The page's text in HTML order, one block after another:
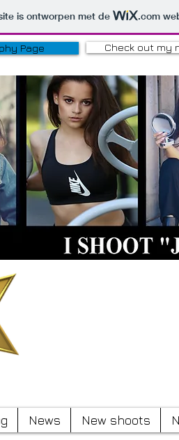
is ontworpen met de .com
Page Check out my
News New shoots